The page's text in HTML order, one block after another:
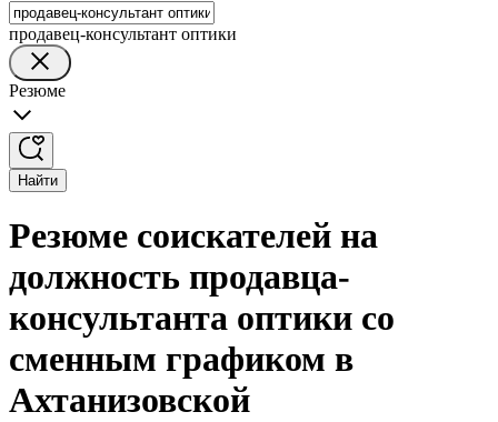
продавец-консультант оптики
Резюме
Найти
Резюме соискателей на
должность продавца-
консультанта оптики со
сменным графиком в
Ахтанизовской